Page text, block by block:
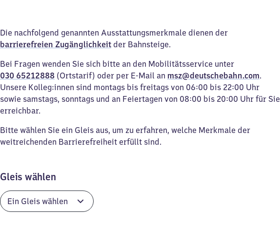
Die nachfolgend genannten Ausstattungsmerkmale dienen der
barrierefreien Zugänglichkeit der Bahnsteige.
Bei Fragen wenden Sie sich bitte an den Mobilitätsservice unter
030 65212888 (Ortstarif) oder per E-Mail an msz@deutschebahn.com.
Unsere Kolleg:innen sind montags bis freitags von 06:00 bis 22:00 Uhr
sowie samstags, sonntags und an Feiertagen von 08:00 bis 20:00 Uhr für Sie
erreichbar.
Bitte wählen Sie ein Gleis aus, um zu erfahren, welche Merkmale der
weitreichenden Barrierefreiheit erfüllt sind.
Gleis wählen